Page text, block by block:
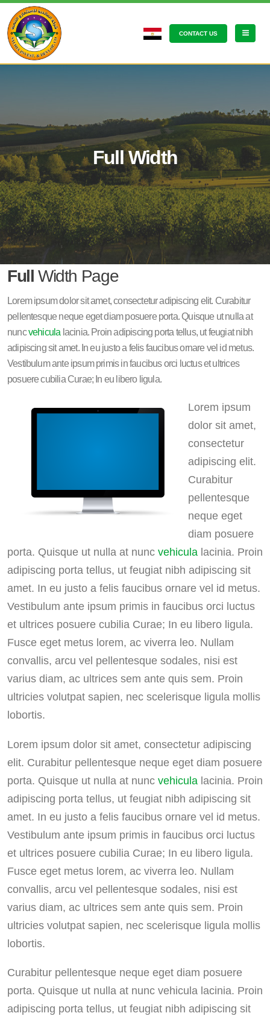
CONTACT US
Full Width
Full Width Page
Lorem ipsum dolor sit amet, consectetur adipiscing elit. Curabitur
pellentesque neque eget diam posuere porta. Quisque ut nulla at
nuncvehicula lacinia. Proin adipiscing porta tellus, ut feugiat nibh
adipiscing sit amet. In eu justo a felis faucibus ornare vel id metus.
Vestibulum ante ipsum primis in faucibus orci luctus et ultrices
posuere cubilia Curae; In eu libero ligula.
Lorem ipsum
dolor sit amet,
consectetur
adipiscing elit.
Curabitur
pellentesque
neque eget
diam posuere
porta. Quisque ut nulla at nunc vehicula lacinia. Proin
adipiscing porta tellus, ut feugiat nibh adipiscing sit
amet. In eu justo a felis faucibus ornare vel id metus.
Vestibulum ante ipsum primis in faucibus orci luctus
et ultrices posuere cubilia Curae; In eu libero ligula.
Fusce eget metus lorem, ac viverra leo. Nullam
convallis, arcu vel pellentesque sodales, nisi est
varius diam, ac ultrices sem ante quis sem. Proin
ultricies volutpat sapien, nec scelerisque ligula mollis
lobortis.
Lorem ipsum dolor sit amet, consectetur adipiscing
elit. Curabitur pellentesque neque eget diam posuere
porta. Quisque ut nulla at nunc vehicula lacinia. Proin
adipiscing porta tellus, ut feugiat nibh adipiscing sit
amet. In eu justo a felis faucibus ornare vel id metus.
Vestibulum ante ipsum primis in faucibus orci luctus
et ultrices posuere cubilia Curae; In eu libero ligula.
Fusce eget metus lorem, ac viverra leo. Nullam
convallis, arcu vel pellentesque sodales, nisi est
varius diam, ac ultrices sem ante quis sem. Proin
ultricies volutpat sapien, nec scelerisque ligula mollis
lobortis.
Curabitur pellentesque neque eget diam posuere
porta. Quisque ut nulla at nunc vehicula lacinia. Proin
adipiscing porta tellus, ut feugiat nibh adipiscing sit